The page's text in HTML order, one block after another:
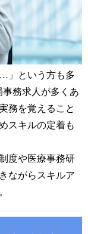
」という方も多
務求人が多くあ
務を覚えること
スキルの定着も
度や医療事務研
ながらスキルア